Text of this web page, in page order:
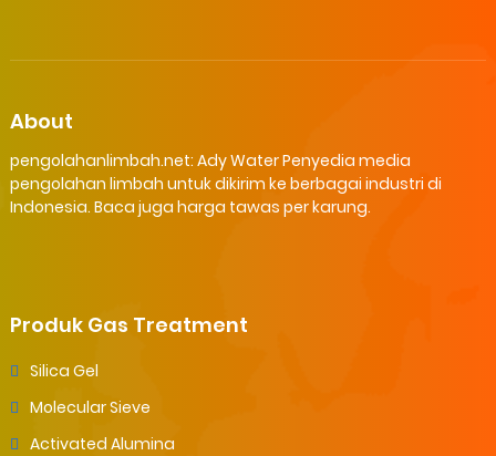
About
pengolahanlimbah.net: Ady Water Penyedia media
pengolahan limbah untuk dikirim ke berbagai industri di
Indonesia. Baca juga harga tawas per karung.
Produk Gas Treatment
Silica Gel
Molecular Sieve
Activated Alumina